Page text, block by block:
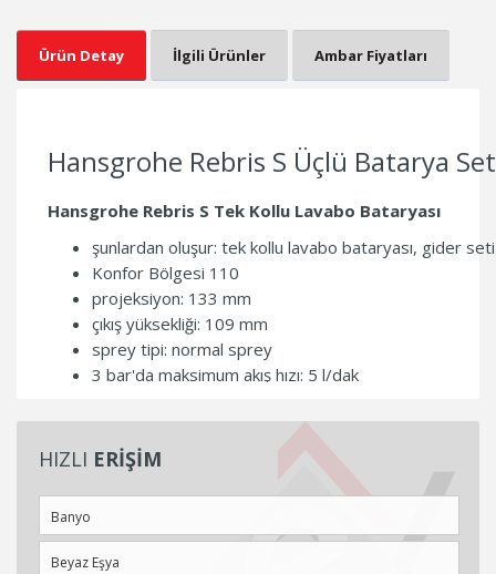
Ürün Detay İlgili Ürünler Ambar Fiyatları
Hansgrohe Rebris S Üçlü Batarya
Hansgrohe Rebris S Tek Kollu Lavabo Bataryası
şunlardan oluşur: tek kollu lavabo bataryası, gider seti
Konfor Bölgesi 110
projeksiyon: 133 mm
çıkış yüksekliği: 109 mm
sprey tipi: normal sprey
3 bar'da maksimum akış hızı: 5 l/dak
sıcaklık sınırlaması ayarlanabilir
sürekli akışlı su ısıtıcıları için uygun
açılır çöp seti G 1¼
malzeme atık seti: sentetik
bağlantı boyutu: DN15
HIZLI ERİŞİM
Banyo
Beyaz Eşya